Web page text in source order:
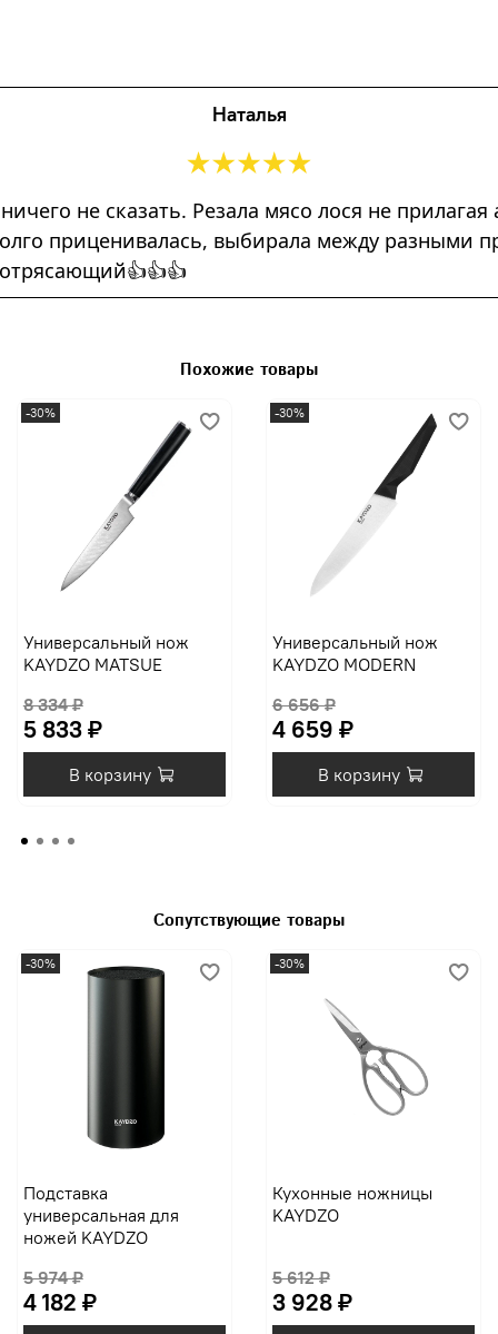
Наталья
не сказать. Резала мясо лося не
приценивалась, выбирала между разными
Похожие товары
-30%
Универсальный нож
KAYDZO MATSUE
8 334 ₽
5 833 ₽
В корзину
-30%
Универсальный нож
KAYDZO MODERN
6 656 ₽
4 659 ₽
В корзину
Сопутствующие товары
-30%
Подставка
универсальная для
ножей KAYDZO
5 974 ₽
4 182 ₽
-30%
Кухонные ножницы
KAYDZO
5 612 ₽
3 928 ₽